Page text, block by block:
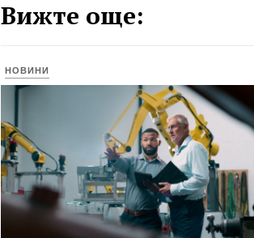
Вижте още:
НОВИНИ